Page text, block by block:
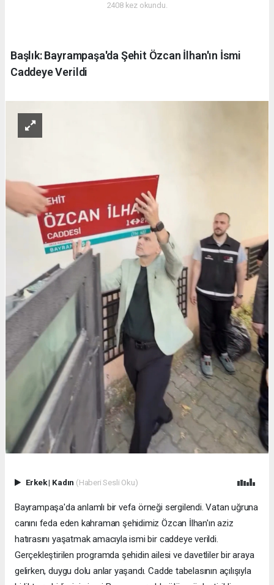
2408 kez okundu.
Başlık: Bayrampaşa'da Şehit Özcan İlhan'ın İsmi
Caddeye Verildi
Erkek| Kadın (Haberi Sesli Oku)
Bayrampaşa'da anlamlı bir vefa örneği sergilendi. Vatan uğruna
canını feda eden kahraman şehidimiz Özcan İlhan'ın aziz
hatırasını yaşatmak amacıyla ismi bir caddeye verildi.
Gerçekleştirilen programda şehidin ailesi ve davetliler bir araya
gelirken, duygu dolu anlar yaşandı. Cadde tabelasının açılışıyla